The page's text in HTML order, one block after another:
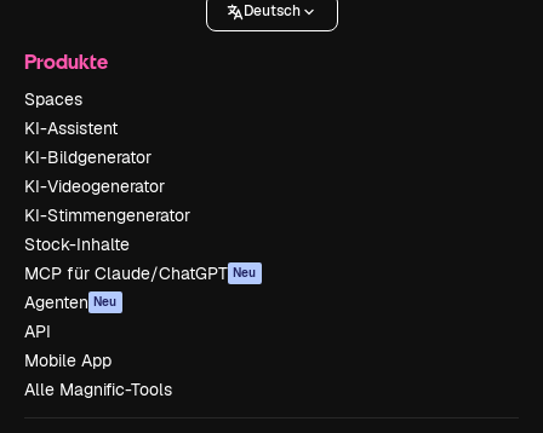
Deutsch
Produkte
Spaces
KI-Assistent
KI-Bildgenerator
KI-Videogenerator
KI-Stimmengenerator
Stock-Inhalte
MCP für Claude/ChatGPT Neu
Agenten Neu
API
Mobile App
Alle Magnific-Tools